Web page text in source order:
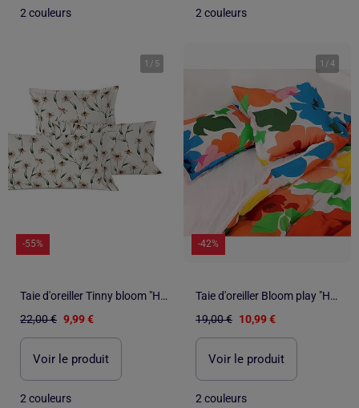
2 couleurs 2 couleurs
1 / 5
-55%
Taie d'oreiller Tinny bloom "Happyfriday
22,00 € 9,99 €
Voir le produit
2 couleurs
1 /4
-42%
Taie d'oreiller Bloom play "Happyfriday
19,00 € 10,99 €
Voir le produit
2 couleurs